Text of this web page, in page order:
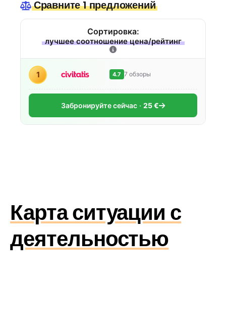
Сравните 1 предложений
Сортировка:
лучшее соотношение цена/рейтинг
1 4.7 7 обзоры
Забронируйте сейчас 25 €
Карта ситуации с
деятельностью